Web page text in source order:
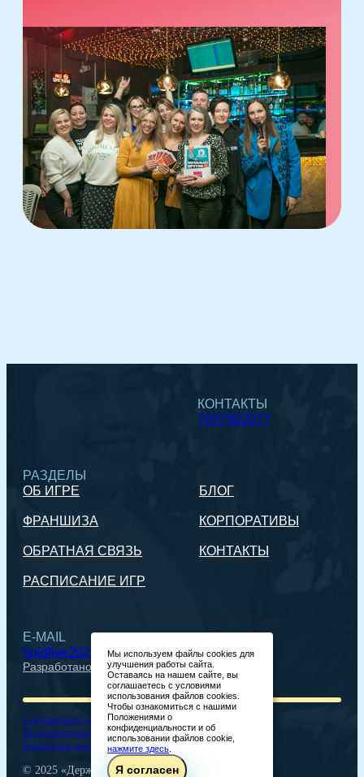
РАЗДЕЛЫ
ОБ ИГРЕ
БЛОГ
ФРАНШИЗА КОРПОРАТИВЫ
ОБРАТНАЯ СВЯЗЬ КОНТАКТЫ
РАСПИСАНИЕ ИГР
КОНТАКТЫ
7057902077
E-MAIL
holdfive2023@gmail.com
Разработано
© 2025 «Держи пять». Все права защищены.
Политика конфиденциальности
Пользовательское соглашение
Соглашение на обработку персональных данных
Мы используем файлы cookies для
улучшения работы сайта.
Оставаясь на нашем сайте, вы
соглашаетесь с условиями
использования файлов cookies.
Чтобы ознакомиться с нашими
Положениями о
конфиденциальности и об
использовании файлов cookie,
нажмите здесь
Я согласен